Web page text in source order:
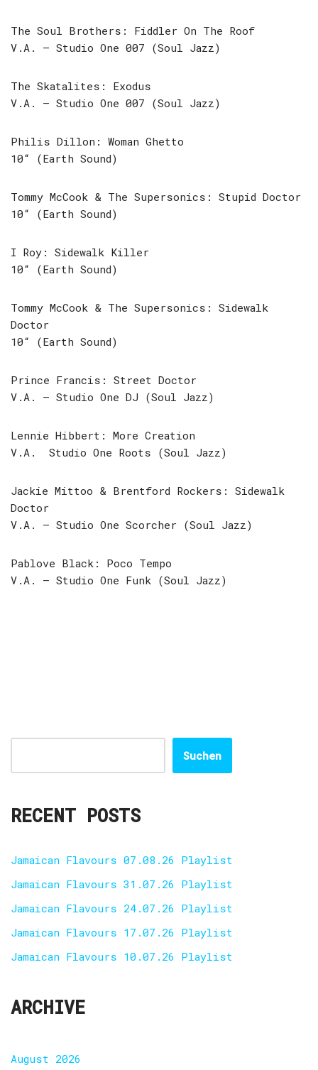
The Soul Brothers: Fiddler On The Roof
V.A. – Studio One 007 (Soul Jazz)
The Skatalites: Exodus
V.A. – Studio One 007 (Soul Jazz)
Philis Dillon: Woman Ghetto
10“ (Earth Sound)
Tommy McCook & The Supersonics: Stupid Doctor
10“ (Earth Sound)
I Roy: Sidewalk Killer
10“ (Earth Sound)
Tommy McCook & The Supersonics: Sidewalk
Doctor
10“ (Earth Sound)
Prince Francis: Street Doctor
V.A. – Studio One DJ (Soul Jazz)
Lennie Hibbert: More Creation
V.A. Studio One Roots (Soul Jazz)
Jackie Mittoo & Brentford Rockers: Sidewalk
Doctor
V.A. – Studio One Scorcher (Soul Jazz)
Pablove Black: Poco Tempo
V.A. – Studio One Funk (Soul Jazz)
Suchen
RECENT POSTS
Jamaican Flavours 07.08.26 Playlist
Jamaican Flavours 31.07.26 Playlist
Jamaican Flavours 24.07.26 Playlist
Jamaican Flavours 17.07.26 Playlist
Jamaican Flavours 10.07.26 Playlist
ARCHIVE
August 2026